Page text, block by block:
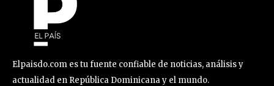
Elpaisdo.com es tu fuente confiable de noticias, análisis y
actualidad en República Dominicana y el mundo.